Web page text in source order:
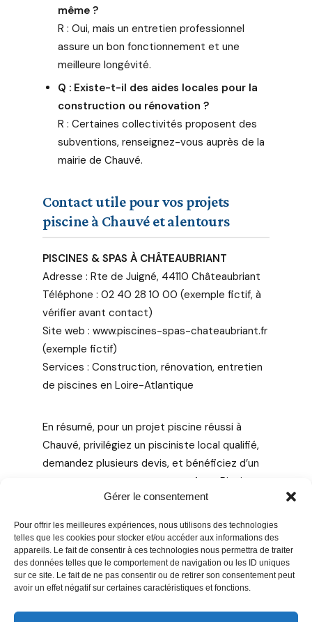
Gérer le consentement
Pour offrir les meilleures expériences, nous utilisons des technologies
telles que les cookies pour stocker et/ou accéder aux informations des
appareils. Le fait de consentir à ces technologies nous permettra de traiter
des données telles que le comportement de navigation ou les ID uniques
sur ce site. Le fait de ne pas consentir ou de retirer son consentement peut
avoir un effet négatif sur certaines caractéristiques et fonctions.
même ?
R : Oui, mais un entretien professionnel
assure un bon fonctionnement et une
meilleure longévité.
Q : Existe-t-il des aides locales pour la
construction ou rénovation ?
R : Certaines collectivités proposent des
subventions, renseignez-vous auprès de la
mairie de Chauvé.
Contact utile pour vos projets
piscine à Chauvé et alentours
PISCINES & SPAS À CHÂTEAUBRIANT
Adresse : Rte de Juigné, 44110 Châteaubriant
Téléphone : 02 40 28 10 00 (exemple fictif, à
vérifier avant contact)
Site web : www.piscines-spas-chateaubriant.fr
(exemple fictif)
Services : Construction, rénovation, entretien
de piscines en Loire-Atlantique
En résumé, pour un projet piscine réussi à
Chauvé, privilégiez un pisciniste local qualifié,
demandez plusieurs devis, et bénéficiez d’un
accompagnement sur mesure. Avec Piscines
& Spas à Châteaubriant, vous avez une
référence proche, fiable et reconnue pour
vous guider dans toutes les étapes.